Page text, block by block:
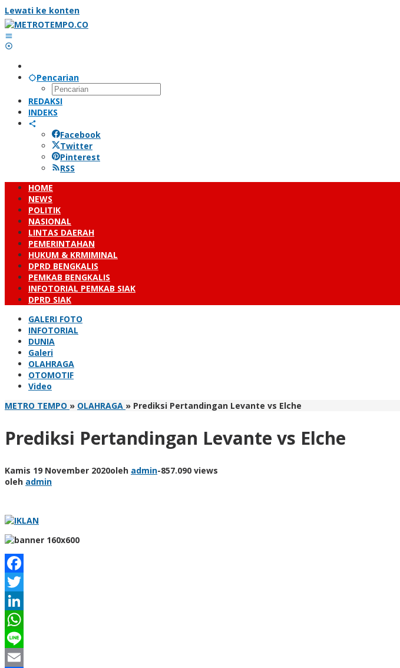
Lewati ke konten
Pencarian
REDAKSI
INDEKS
Facebook
Twitter
Pinterest
RSS
HOME
NEWS
POLITIK
NASIONAL
LINTAS DAERAH
PEMERINTAHAN
HUKUM & KRMIMINAL
DPRD BENGKALIS
PEMKAB BENGKALIS
INFOTORIAL PEMKAB SIAK
DPRD SIAK
GALERI FOTO
INFOTORIAL
DUNIA
Galeri
OLAHRAGA
OTOMOTIF
Video
METRO TEMPO » OLAHRAGA » Prediksi Pertandingan Levante vs Elche
Prediksi Pertandingan Levante vs Elche
Kamis 19 November 2020oleh admin-857.090 views
oleh admin
Facebook
Twitter
LinkedIn
WhatsApp
Line